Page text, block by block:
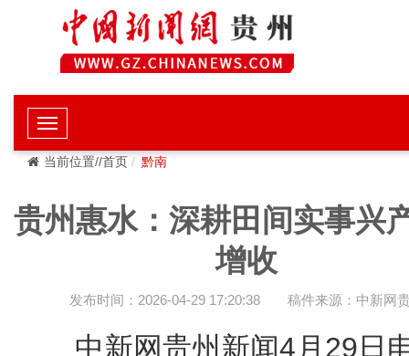
当前位置//首页 黔南
贵州惠水：深耕田间实事兴
增收
发布时间：2026-04-29 17:20:38 稿件来源：中新网
中新网贵州新闻4月29